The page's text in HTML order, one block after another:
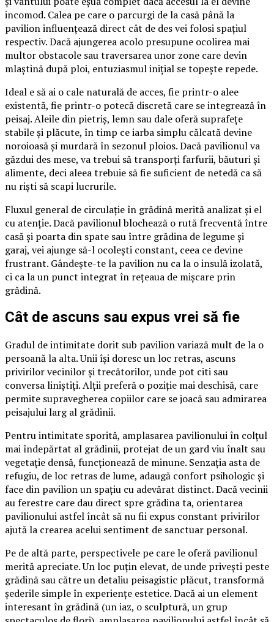
incomod. Calea pe care o parcurgi de la casă până la
pavilion influențează direct cât de des vei folosi spațiul
respectiv. Dacă ajungerea acolo presupune ocolirea mai
multor obstacole sau traversarea unor zone care devin
mlaștină după ploi, entuziasmul inițial se topește repede.
Ideal e să ai o cale naturală de acces, fie printr-o alee
existentă, fie printr-o potecă discretă care se integrează în
peisaj. Aleile din pietriș, lemn sau dale oferă suprafețe
stabile și plăcute, în timp ce iarba simplu călcată devine
noroioasă și murdară în sezonul ploios. Dacă pavilionul va
găzdui des mese, va trebui să transporți farfurii, băuturi și
alimente, deci aleea trebuie să fie suficient de netedă ca să
nu riști să scapi lucrurile.
Fluxul general de circulație în grădină merită analizat și el
cu atenție. Dacă pavilionul blochează o rută frecventă între
casă și poarta din spate sau între grădina de legume și
garaj, vei ajunge să-l ocolești constant, ceea ce devine
frustrant. Gândește-te la pavilion nu ca la o insulă izolată,
ci ca la un punct integrat în rețeaua de mișcare prin
grădină.
Cât de ascuns sau expus vrei să fie
Gradul de intimitate dorit sub pavilion variază mult de la o
persoană la alta. Unii își doresc un loc retras, ascuns
privirilor vecinilor și trecătorilor, unde pot citi sau
conversa liniștiți. Alții preferă o poziție mai deschisă, care
permite supravegherea copiilor care se joacă sau admirarea
peisajului larg al grădinii.
Pentru intimitate sporită, amplasarea pavilionului în colțul
mai îndepărtat al grădinii, protejat de un gard viu înalt sau
vegetație densă, funcționează de minune. Senzația asta de
refugiu, de loc retras de lume, adaugă confort psihologic și
face din pavilion un spațiu cu adevărat distinct. Dacă vecinii
au ferestre care dau direct spre grădina ta, orientarea
pavilionului astfel încât să nu fii expus constant privirilor
ajută la crearea acelui sentiment de sanctuar personal.
Pe de altă parte, perspectivele pe care le oferă pavilionul
merită apreciate. Un loc puțin elevat, de unde privești peste
grădină sau către un detaliu peisagistic plăcut, transformă
șederile simple în experiențe estetice. Dacă ai un element
interesant în grădină (un iaz, o sculptură, un grup